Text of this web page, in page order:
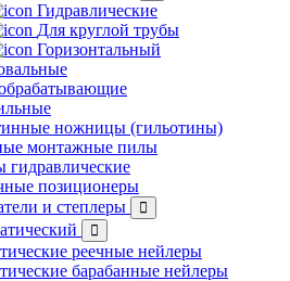
Гидравлические
Для круглой трубы
Горизонтальный
ножницы (гильотины)
монтажные пилы
гидравлические
позиционеры
и степлеры
реечные нейлеры
барабанные нейлеры